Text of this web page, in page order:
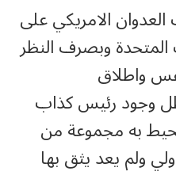
العدوان الامريكي على
المتحدة وبصرف النظر
واطلاق
ظل وجود رئيس كذاب
به مجموعة من
ولم يعد يثق بها